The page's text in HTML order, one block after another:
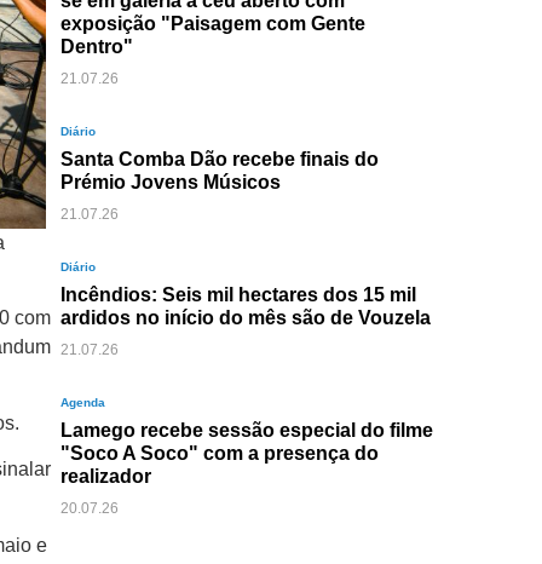
com
e
exposição "Paisagem com Gente
Dentro"
21.07.26
Diário
Santa Comba Dão recebe finais do
Prémio Jovens Músicos
21.07.26
Diário
Incêndios: Seis mil hectares dos 15 mil
ardidos no início do mês são de Vouzela
21.07.26
Agenda
Lamego recebe sessão especial do filme
"Soco A Soco" com a presença do
realizador
20.07.26